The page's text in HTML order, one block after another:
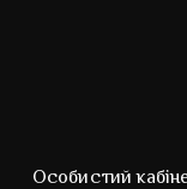
Особистий